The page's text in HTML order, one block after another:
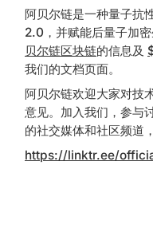
阿贝尔链是一种量子抗
2.0，并赋能后量子加
贝尔链区块链的信息及
我们的文档页面。
阿贝尔链欢迎大家对技
意见。加入我们，参与
的社交媒体和社区频道
https://linktr.ee/